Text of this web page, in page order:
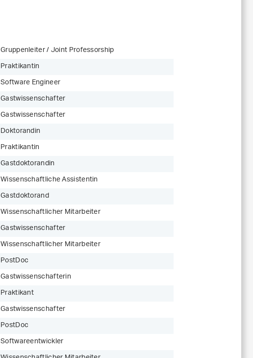
Gruppenleiter / Joint Professorship
Praktikantin
Software Engineer
Gastwissenschafter
Gastwissenschafter
Doktorandin
Praktikantin
Gastdoktorandin
Wissenschaftliche Assistentin
Gastdoktorand
Wissenschaftlicher Mitarbeiter
Gastwissenschafter
Wissenschaftlicher Mitarbeiter
PostDoc
Gastwissenschafterin
Praktikant
Gastwissenschafter
PostDoc
Softwareentwickler